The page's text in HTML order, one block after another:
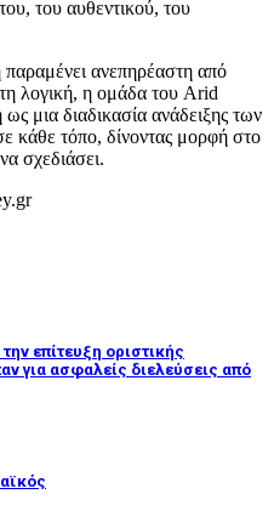
του αυθεντικού, του
ανεπηρέαστη από
λογική, η ομάδα του Arid
ως μια διαδικασία ανάδειξης των
κάθε τόπο, δίνοντας μορφή στο
σχεδιάσει.
επίτευξη οριστικής
για ασφαλείς διελεύσεις από